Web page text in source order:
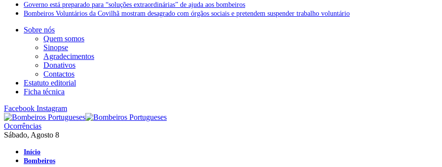
Governo está preparado para “soluções extraordinárias” de ajuda aos bombeiros
Bombeiros Voluntários da Covilhã mostram desagrado com órgãos sociais e pretendem suspender trabalho voluntário
Sobre nós
Quem somos
Sinopse
Agradecimentos
Donativos
Contactos
Estatuto editorial
Ficha técnica
Facebook Instagram
Ocorrências
Sábado, Agosto 8
Início
Bombeiros